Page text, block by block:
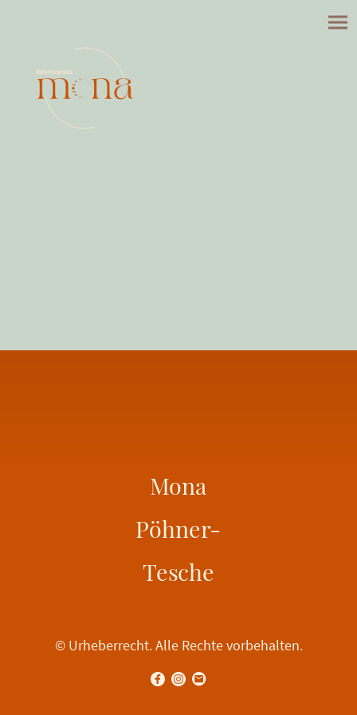
Mona
Pöhner-
Tesche
© Urheberrecht. Alle Rechte vorbehalten.